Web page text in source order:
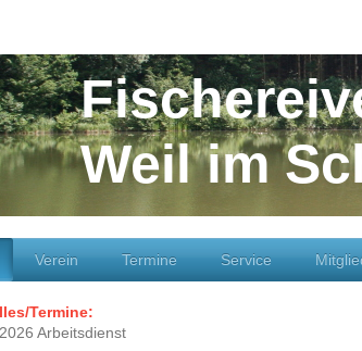
Weil im
Verein Termine Service
Termine:
Arbeitsdienst